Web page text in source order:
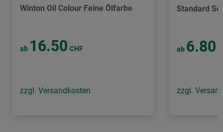
Winton Oil Colour Feine Ölfarbe
ab 16.50 CHF
zzgl. Versandkosten
Standard
ab 6.80
zzgl.